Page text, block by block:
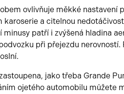
ovlivňuje měkké nastavení
karoserie a citelnou
minusy patří i zvýšená hladina
při přejezdu
jako třeba Grande
ojetého automobilu můžete